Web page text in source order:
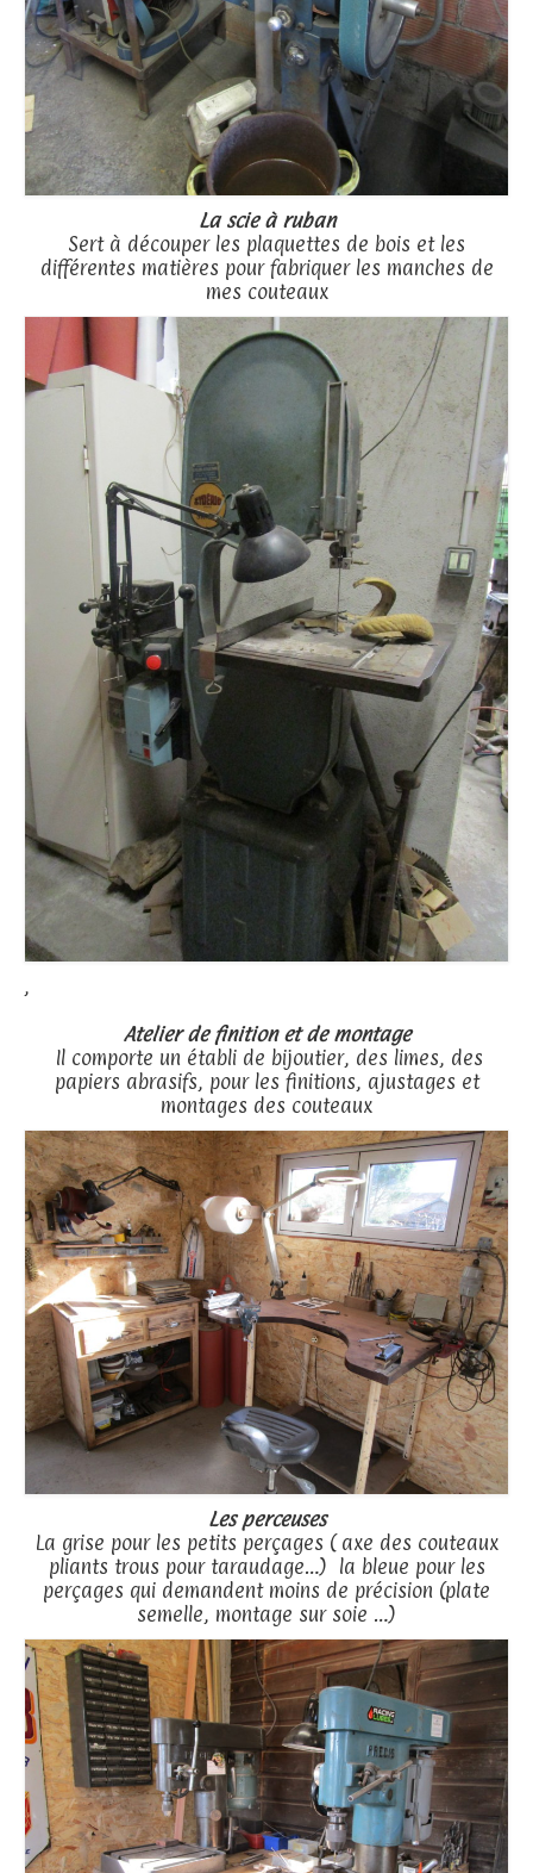
La scie à ruban
Sert à découper les plaquettes de bois et les
différentes matières pour fabriquer les manches de
mes couteaux
,
Atelier de finition et de montage
Il comporte un établi de bijoutier, des limes, des
papiers abrasifs, pour les finitions, ajustages et
montages des couteaux
Les perceuses
La grise pour les petits perçages ( axe des couteaux
pliants trous pour taraudage…) la bleue pour les
perçages qui demandent moins de précision (plate
semelle, montage sur soie …)